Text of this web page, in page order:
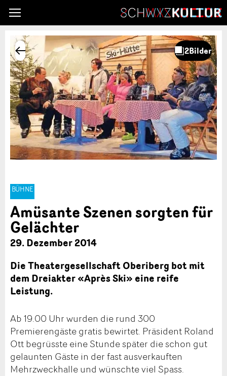
BÜHNE
Amüsante Szenen sorgten für
Gelächter
29. Dezember 2014
Die Theatergesellschaft Oberiberg bot mit
dem Dreiakter «Après Ski» eine reife
Leistung.
Ab 19.00 Uhr wurden die rund 300
Premierengäste gratis bewirtet. Präsident Roland
Ott begrüsste eine Stunde später die schon gut
gelaunten Gäste in der fast ausverkauften
Mehrzweckhalle und wünschte viel Spass.